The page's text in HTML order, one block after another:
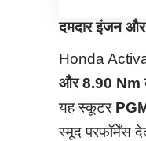
दमदार इंजन और
Honda
और 8.90 Nm
यह स्कूटर
स्मूद परफॉर्मेंस